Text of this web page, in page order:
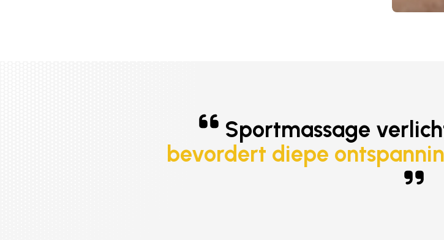
Sportmassage
bevordert diepe